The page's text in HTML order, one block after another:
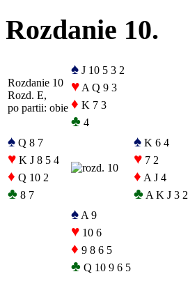
Rozdanie 10.
Rozdanie 10
Rozd. E,
po partii: obie
♠ J 10 5 3 2
♥ A Q 9 3
♦ K 7 3
♣ 4
♠ Q 8 7
♥ K J 8 5 4
♦ Q 10 2
♣ 8 7
♠ K 6 4
♥ 7 2
♦ A J 4
♣ A K J 3 2
♠ A 9
♥ 10 6
♦ 9 8 6 5
♣ Q 10 9 6 5